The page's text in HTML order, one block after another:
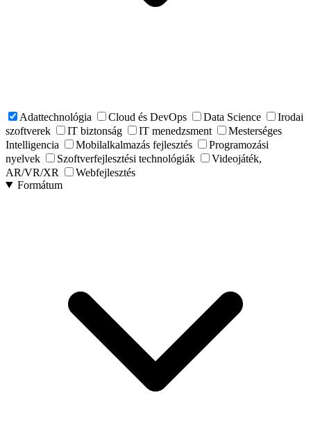
Adattechnológia Cloud és DevOps Data Science
Irodai
szoftverek
IT biztonság IT menedzsment
Mesterséges
Intelligencia
Mobilalkalmazás fejlesztés
Programozási
nyelvek
Szoftverfejlesztési technológiák
Videojáték,
AR/VR/XR
Webfejlesztés
Formátum